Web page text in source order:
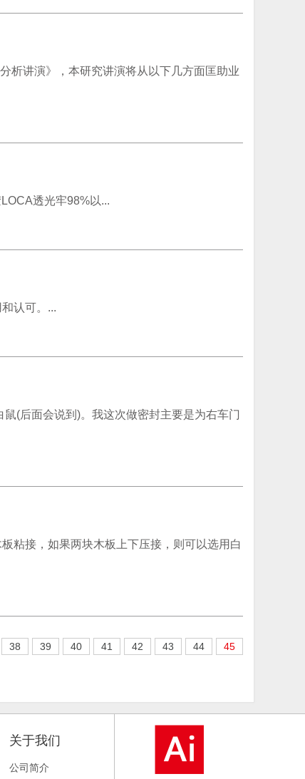
析讲演》，本研究讲演将从以下几方面匡助业
透光牢98%以...
认可。...
(后面会说到)。我这次做密封主要是为右车门
粘接，如果两块木板上下压接，则可以选用白
38 39 40 41 42 43 44 45
关于我们
公司简介